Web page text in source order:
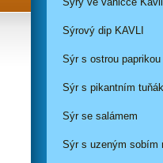
Sýrový dip KAVLI
Sýr s ostrou paprikou
Sýr s pikantním
Sýr se salámem
Sýr s uzeným sobím